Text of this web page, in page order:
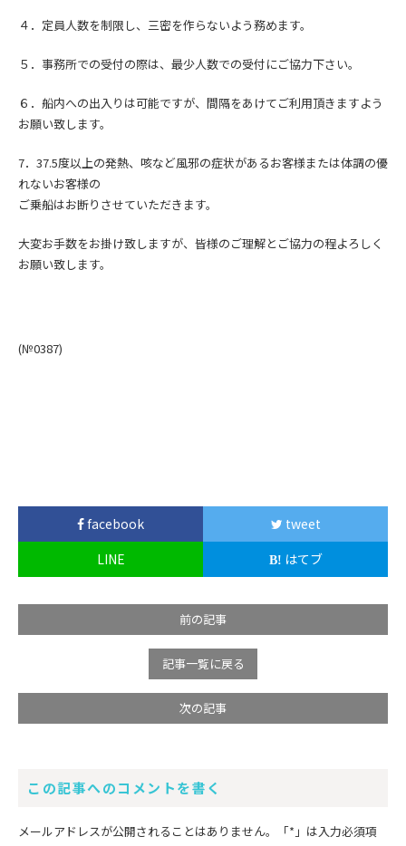
４．定員人数を制限し、三密を作らないよう務めます。
５．事務所での受付の際は、最少人数での受付にご協力下さい。
６．船内への出入りは可能ですが、間隔をあけてご利用頂きますよう
お願い致します。
7． 37.5度以上の発熱、咳など風邪の症状があるお客様または体調の優
れないお客様の
ご乗船はお断りさせていただきます。
大変お手数をお掛け致しますが、皆様のご理解とご協力の程よろしく
お願い致します。
(№0387)
facebook
tweet
LINE
はてブ
前の記事
記事一覧に戻る
次の記事
この記事へのコメントを書く
メールアドレスが公開されることはありません。 「*」 は入力必須項